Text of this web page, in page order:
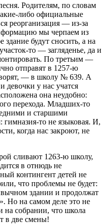
Родителям, по словам
либо официальные
реорганизация — из-за
мы черпаем из
будут сносить, а на
то — загляденье, да и
По третьим —
отправят в 1257-ю
— в школу № 639. А
девочки у нас учатся
она неудобно:
перехода. Младших-то
и старшими
то не языковая. И,
когда нас закроют, не
сливают 1263-ю школу,
в отнюдь не
контингент детей не
что проблемы не будет:
здании и продолжат
Но на самом деле это не
на собрании, что школа
в две смены!